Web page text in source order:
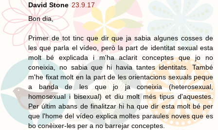
David Stone 23.9.17
Bon dia,
Primer de tot tinc que dir que ja sabia algunes cosses de
les que parla el vídeo, però la part de identitat sexual esta
molt bé explicada i m'ha aclarit conceptes que jo no
coneixia, no sabia que hi havia tantes identitats. També
m'he fixat molt en la part de les orientacions sexuals peque
a banda de les que jo ja coneixia (heterosexual,
homosexual i bisexual) et diu molt més tipus d'aquestes.
Per últim abans de finalitzar hi ha que dir esta molt bé per
que l'home del vídeo explica moltes paraules noves que es
bo conèixer-les per a no barrejar conceptes.